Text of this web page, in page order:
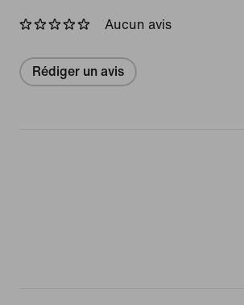
Aucun avis
Rédiger un avis